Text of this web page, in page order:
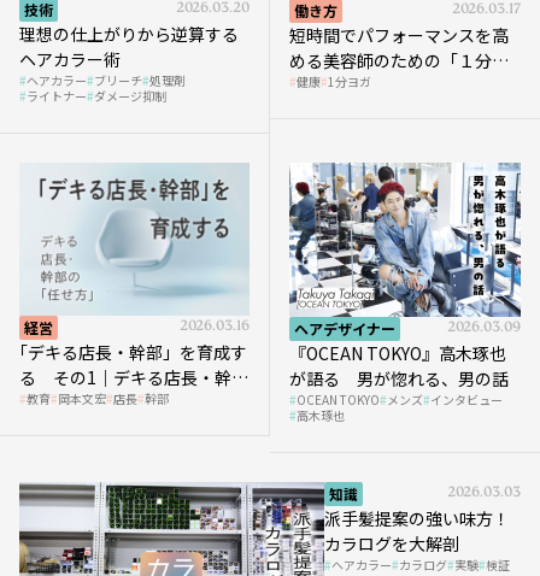
技術 2026.03.20
理想の仕上がりから逆算する
ヘアカラー術
ヘアカラー ブリーチ 処理剤
ライトナー ダメージ抑制
働き方 2026.03.17
短時間でパフォーマンスを高
める美容師のための「１分ヨ
ガ」講座｜実践編
健康 1分ヨガ
経営 2026.03.16
｢デキる店長・幹部」を育成す
る その1｜デキる店長・幹部
の「任せ方」
教育 岡本文宏 店長 幹部
ヘアデザイナー 2026.03.09
『OCEAN TOKYO』高木琢也
が語る 男が惚れる、男の話
OCEAN TOKYO メンズ インタビュー
高木琢也
知識 2026.03.03
派手髪提案の強い味方！
カラログを大解剖
ヘアカラー カラログ 実験 検証